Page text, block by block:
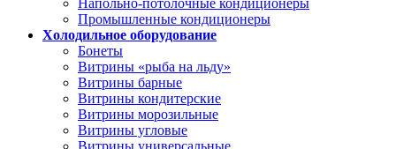
Напольно-потолочные кондиционеры
Промышленные кондиционеры
Холодильное оборудование
Бонеты
Витрины «рыба на льду»
Витрины барные
Витрины кондитерские
Витрины морозильные
Витрины угловые
Витрины универсальные